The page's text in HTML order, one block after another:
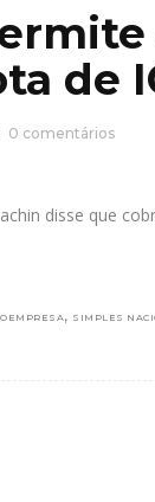
de
0 comentários
disse que
, SIMPLES